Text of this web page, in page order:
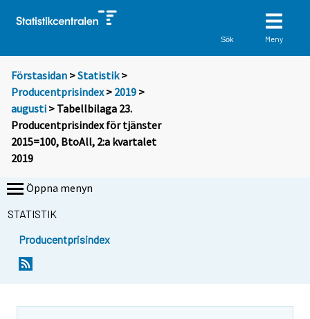
Sök Meny
Förstasidan >Statistik >
Producentprisindex> 2019 >
augusti > Tabellbilaga 23.
Producentprisindex för tjänster
2015=100, BtoAll, 2:a kvartalet
2019
Öppna menyn
STATISTIK
Producentprisindex